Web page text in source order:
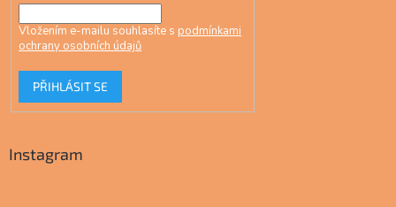
Vložením e-mailu souhlasíte s podmínkami
ochrany osobních údajů
PŘIHLÁSIT SE
Instagram